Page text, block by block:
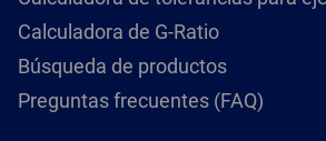
Calculadora de G-Ratio
Búsqueda de productos
Preguntas frecuentes (FAQ)